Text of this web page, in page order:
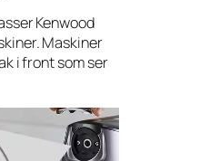
Kenwood
Maskiner
i front som ser